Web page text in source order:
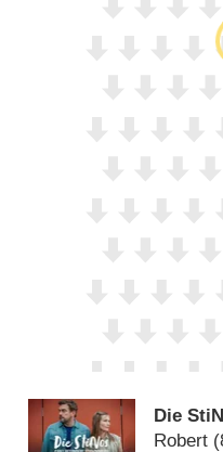
Die
Robert